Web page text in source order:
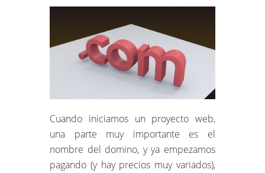
Cuando iniciamos un proyecto web,
una parte muy importante es el
nombre del domino, y ya empezamos
pagando (y hay precios muy variados),